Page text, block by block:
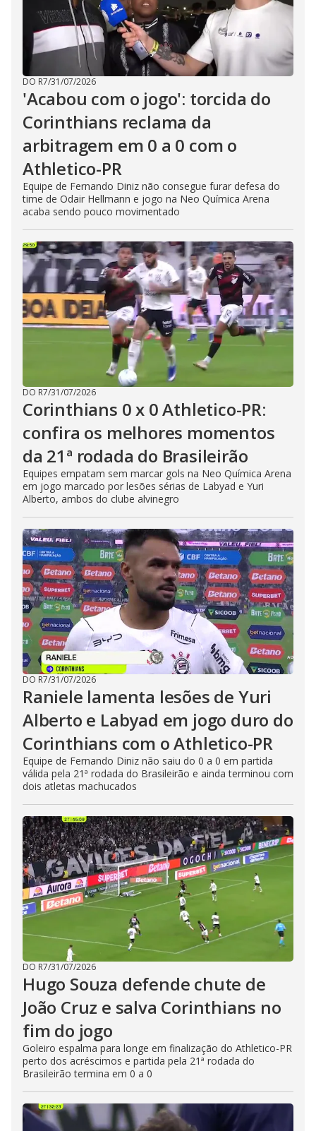
DO R7/31/07/2026
'Acabou com o jogo': torcida do
Corinthians reclama da
arbitragem em 0 a 0 com o
Athletico-PR
Equipe de Fernando Diniz não consegue furar defesa do
time de Odair Hellmann e jogo na Neo Química Arena
acaba sendo pouco movimentado
DO R7/31/07/2026
Corinthians 0 x 0 Athletico-PR:
confira os melhores momentos
da 21ª rodada do Brasileirão
Equipes empatam sem marcar gols na Neo Química Arena
em jogo marcado por lesões sérias de Labyad e Yuri
Alberto, ambos do clube alvinegro
DO R7/31/07/2026
Raniele lamenta lesões de Yuri
Alberto e Labyad em jogo duro do
Corinthians com o Athletico-PR
Equipe de Fernando Diniz não saiu do 0 a 0 em partida
válida pela 21ª rodada do Brasileirão e ainda terminou com
dois atletas machucados
DO R7/31/07/2026
Hugo Souza defende chute de
João Cruz e salva Corinthians no
fim do jogo
Goleiro espalma para longe em finalização do Athletico-PR
perto dos acréscimos e partida pela 21ª rodada do
Brasileirão termina em 0 a 0